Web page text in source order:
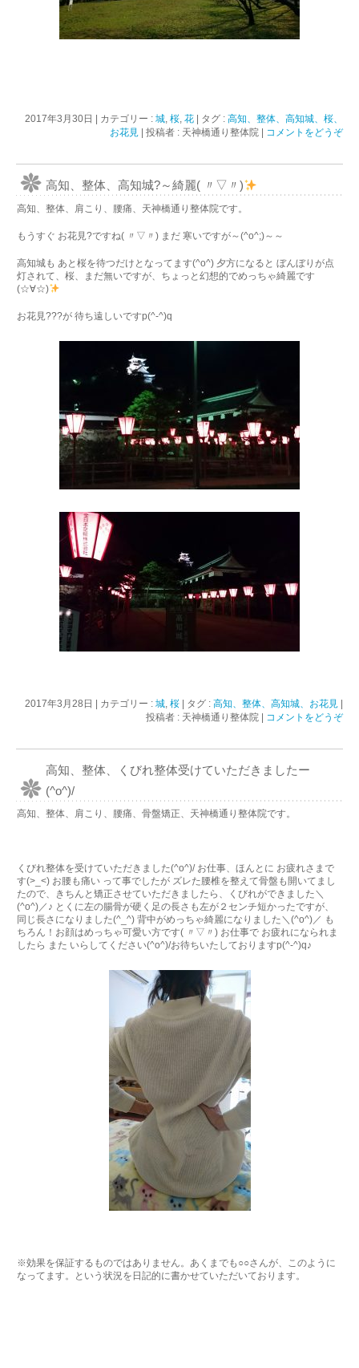
2017年3月30日 カテゴリー : 城, 桜, 花 タグ : 高知、整体、高知城、桜、
お花見
投稿者 : 天神橋通り整体院 コメントをどうぞ
高知、整体、高知城?～綺麗( 〃▽〃)
高知、整体、肩こり、腰痛、天神橋通り整体院です。
もうすぐ お花見?ですね( 〃▽〃) まだ 寒いですが～(^o^;)～～
高知城も あと桜を待つだけとなってます(^o^) 夕方になると ぼんぼりが点
灯されて、桜、まだ無いですが、ちょっと幻想的でめっちゃ綺麗です
(☆∀☆)
お花見???が 待ち遠しいですp(^-^)q
2017年3月28日 カテゴリー : 城, 桜 タグ : 高知、整体、高知城、お花見
投稿者 : 天神橋通り整体院
コメントをどうぞ
高知、整体、くびれ整体受けていただきましたー
(^o^)/
高知、整体、肩こり、腰痛、骨盤矯正、天神橋通り整体院です。
くびれ整体を受けていただきました(^o^)/ お仕事、ほんとに お疲れさまで
す(>_<) お腰も痛い って事でしたが ズレた腰椎を整えて骨盤も開いてまし
たので、きちんと矯正させていただきましたら、くびれができました＼
(^o^)／♪ とくに左の腸骨が硬く足の長さも左が２センチ短かったですが、
同じ長さになりました(^_^) 背中がめっちゃ綺麗になりました＼(^o^)／ も
ちろん！お顔はめっちゃ可愛い方です( 〃▽〃) お仕事で お疲れになられま
したら また いらしてください(^o^)/お待ちいたしておりますp(^-^)q♪
※効果を保証するものではありません。あくまでも○○さんが、このように
なってます。という状況を日記的に書かせていただいております。